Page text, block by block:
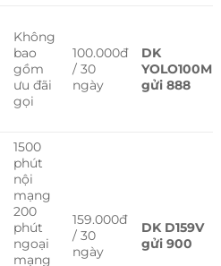
Không
bao
gồm
ưu đãi
gọi
100.000đ
/ 30
ngày
DK
YOLO100M
gửi 888
1500
phút
nội
mạng
200
phút
ngoại
mạng
159.000đ
/ 30
ngày
DK D159V
gửi 900